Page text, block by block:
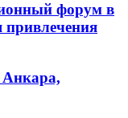
форум в
Анкара,